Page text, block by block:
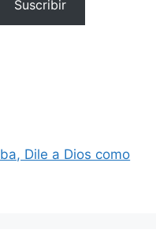
Suscribir
Dile a Dios como